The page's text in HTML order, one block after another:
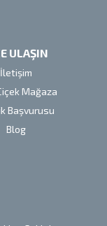
ULAŞIN
İletişim
Mağaza
Başvurusu
Blog